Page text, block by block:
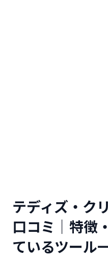
テディズ・ク
口コミ｜特徴
ているツール